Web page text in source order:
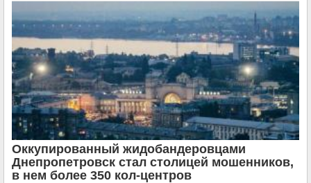
Оккупированный жидобандеровцами
Днепропетровск стал столицей мошенников,
в нем более 350 кол-центров